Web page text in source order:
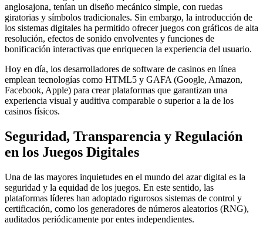
anglosajona, tenían un diseño mecánico simple, con ruedas
giratorias y símbolos tradicionales. Sin embargo, la introducción de
los sistemas digitales ha permitido ofrecer juegos con gráficos de alta
resolución, efectos de sonido envolventes y funciones de
bonificación interactivas que enriquecen la experiencia del usuario.
Hoy en día, los desarrolladores de software de casinos en línea
emplean tecnologías como HTML5 y GAFA (Google, Amazon,
Facebook, Apple) para crear plataformas que garantizan una
experiencia visual y auditiva comparable o superior a la de los
casinos físicos.
Seguridad, Transparencia y Regulación
en los Juegos Digitales
Una de las mayores inquietudes en el mundo del azar digital es la
seguridad y la equidad de los juegos. En este sentido, las
plataformas líderes han adoptado rigurosos sistemas de control y
certificación, como los generadores de números aleatorios (RNG),
auditados periódicamente por entes independientes.